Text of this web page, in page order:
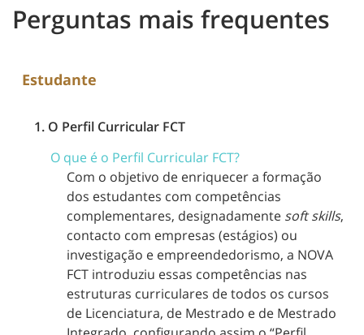
Perguntas mais frequentes
Estudante
1. O Perfil Curricular FCT
O que é o Perfil Curricular FCT?
Com o objetivo de enriquecer a formação
dos estudantes com competências
complementares, designadamente soft skills,
contacto com empresas (estágios) ou
investigação e empreendedorismo, a NOVA
FCT introduziu essas competências nas
estruturas curriculares de todos os cursos
de Licenciatura, de Mestrado e de Mestrado